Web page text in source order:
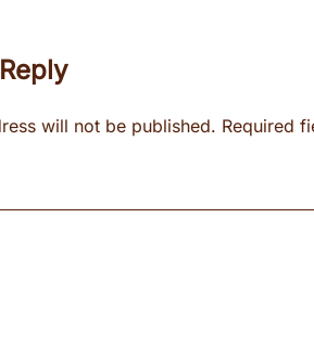
will not be published. Required